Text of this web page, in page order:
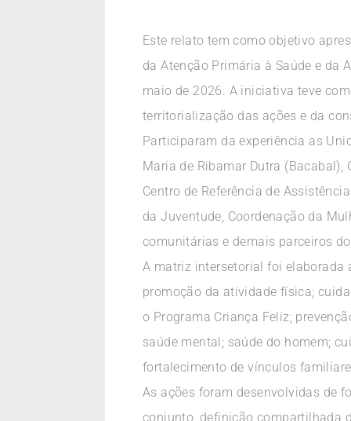
Este relato tem como objetivo
da Atenção Primária à Saúde e da
maio de 2026. A iniciativa teve
territorialização das ações e da
Participaram da experiência as
Maria de Ribamar Dutra
Centro de Referência de
da Juventude, Coordenação da
comunitárias e demais parceiros
A matriz intersetorial foi
promoção da atividade física;
o Programa Criança Feliz;
saúde mental; saúde do homem;
fortalecimento de vínculos
As ações foram desenvolvidas de
conjunto, definição compartilhada